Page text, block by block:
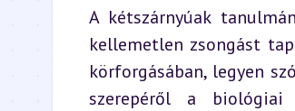
A kétszárnyúak
kellemetlen zsongást
körforgásában, legyen
szerepéről a biológiai